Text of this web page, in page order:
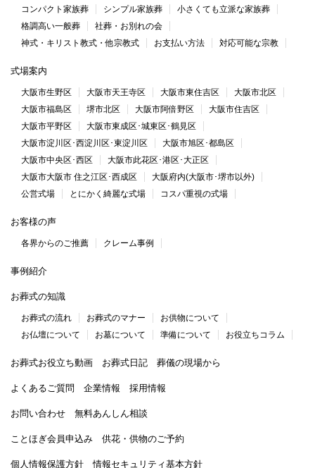
コンパクト家族葬
シンプル家族葬
小さくても立派な家族葬
格調高い一般葬
社葬・お別れの会
神式・キリスト教式・他宗教式
お支払い方法 対応可能な宗教
式場案内
大阪市生野区 大阪市天王寺区 大阪市東住吉区
大阪市北区
大阪市福島区
堺市北区 大阪市阿倍野区
大阪市住吉区
大阪市平野区
大阪市東成区･城東区･鶴見区
大阪市淀川区･西淀川区･東淀川区
大阪市旭区･都島区
大阪市中央区･西区
大阪市此花区･港区･大正区
大阪市大阪市 住之江区･西成区
大阪府内(大阪市･堺市以外)
公営式場
とにかく綺麗な式場 コスパ重視の式場
お客様の声
各界からのご推薦 クレーム事例
事例紹介
お葬式の知識
お葬式の流れ お葬式のマナー
お供物について
お仏壇について
お墓について 準備について お役立ちコラム
お葬式お役立ち動画 お葬式日記 葬儀の現場から
よくあるご質問 企業情報 採用情報
お問い合わせ 無料あんしん相談
ことほぎ会員申込み 供花・供物のご予約
個人情報保護方針 情報セキュリティ基本方針